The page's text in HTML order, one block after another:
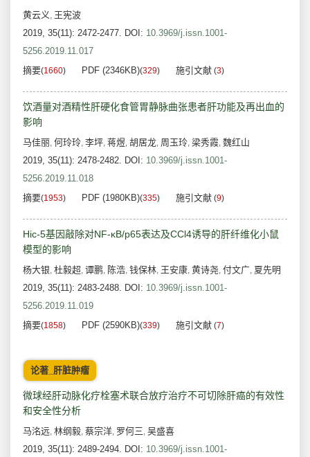
黄云义, 王宪波
2019, 35(11): 2472-2477. DOI: 10.3969/j.issn.1001-
5256.2019.11.017
摘要(1660) PDF (2346KB)(329) 施引文献 (3)
饮酒量对酒精性肝硬化食管胃静脉曲张患者肝功能及再出血的
影响
马佳丽, 何玲玲, 李坪, 蒋煜, 胡居龙, 周玉玲, 梁秀霞, 魏红山
2019, 35(11): 2478-2482. DOI: 10.3969/j.issn.1001-
5256.2019.11.018
摘要(1953) PDF (1980KB)(335) 施引文献 (9)
Hic-5基因敲除对NF-κB/p65表达及CCl4诱导的肝纤维化小鼠
模型的影响
杨大银, 杜毅超, 谭鹏, 陈浩, 钱保林, 王安康, 黄诗尧, 付文广, 夏先明
2019, 35(11): 2483-2488. DOI: 10.3969/j.issn.1001-
5256.2019.11.019
摘要(1858) PDF (2590KB)(339) 施引文献 (7)
论著_肝脏肿瘤
微球经肝动脉化疗栓塞术联合放疗治疗不可切除肝癌的有效性
和安全性分析
马洺远, 林纲毅, 蔡宗洋, 罗何三, 吴盛喜
2019, 35(11): 2489-2494. DOI: 10.3969/j.issn.1001-